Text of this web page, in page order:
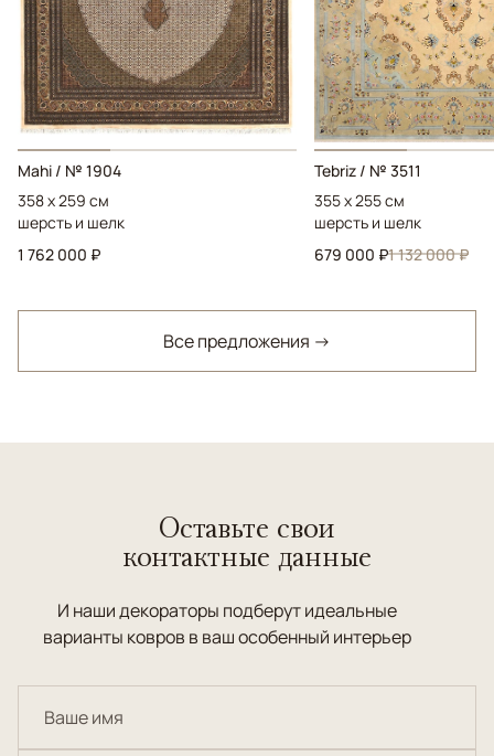
Mahi / № 1904
358 x 259 см
шерсть и шелк
1 762 000 ₽
Tebriz / № 3511
355 x 255 см
шерсть и шелк
679 000 ₽1 132 000 ₽
Все предложения →
Оставьте свои
контактные данные
И наши декораторы подберут идеальные
варианты ковров в ваш особенный интерьер